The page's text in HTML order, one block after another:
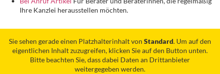
Ihre Kanzlei herausstellen möchten.
Sie sehen gerade einen Platzhalterinhalt von Standard. Um auf den
eigentlichen Inhalt zuzugreifen, klicken Sie auf den Button unten.
Bitte beachten Sie, dass dabei Daten an Drittanbieter
weitergegeben werden.